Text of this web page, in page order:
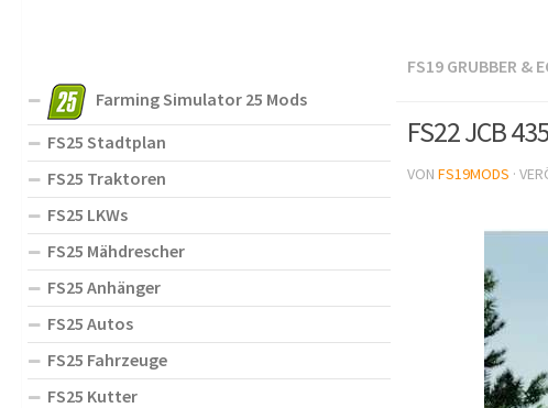
FS19 GRUBBER &
FS22 JCB
VON FS19MODS ·
Farming Simulator 25 Mods
FS25 Stadtplan
FS25 Traktoren
FS25 LKWs
FS25 Mähdrescher
FS25 Anhänger
FS25 Autos
FS25 Fahrzeuge
FS25 Kutter